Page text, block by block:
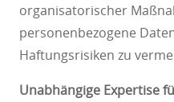
organisatorischer
personenbezogene
Haftungsrisiken zu
Unabhängige Expertise